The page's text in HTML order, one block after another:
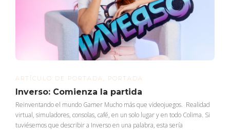
ARTÍCULO DE PORTADA PORTADA
Inverso: Comienza la partida
Reinventando el mundo Gamer Mucho más que videojuegos. Realidad
virtual, simuladores, consolas, café, en un solo lugar y en todo Colima. Si
tuviésemos que describir a Inverso en una palabra, esta sería